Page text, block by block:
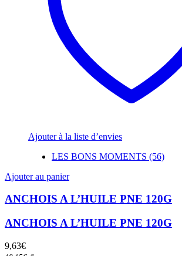
Ajouter à la liste d’envies
LES BONS MOMENTS (56)
Ajouter au panier
ANCHOIS A L’HUILE PNE 120G
ANCHOIS A L’HUILE PNE 120G
9,63€